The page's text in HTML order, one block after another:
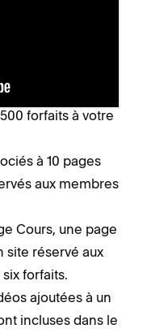
de votre site.
forfaits à votre
à 10 pages
aux membres
Cours, une page
site réservé aux
forfaits.
ajoutées à un
incluses dans le